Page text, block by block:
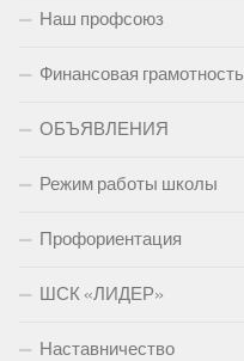
Наш профсоюз
Финансовая грамотность
ОБЪЯВЛЕНИЯ
Режим работы школы
Профориентация
ШСК «ЛИДЕР»
Наставничество